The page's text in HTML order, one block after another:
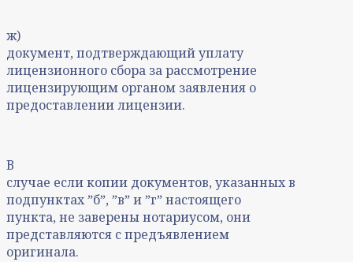
ж)
документ, подтверждающий уплату
лицензионного сбора за рассмотрение
лицензирующим органом заявления о
предоставлении лицензии.
В
случае если копии документов, указанных в
подпунктах ˮбˮ, ˮвˮ и ˮгˮ настоящего
пункта, не заверены нотариусом, они
представляются с предъявлением
оригинала.